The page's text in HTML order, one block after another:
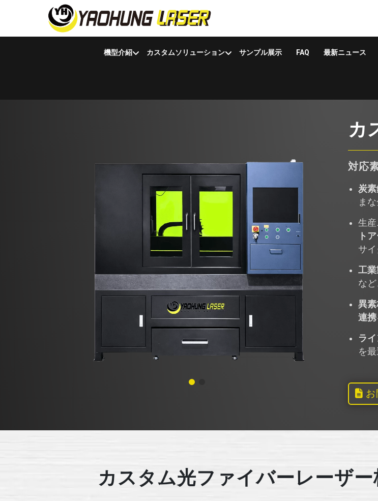
機型介紹 カスタムソリューション サンプル展示 FAQ 最新ニュース
カ
対応
炭
ま
生産
ト
サイ
工
な
異
連携
ラ
を最
カスタム光ファイバーレーザ